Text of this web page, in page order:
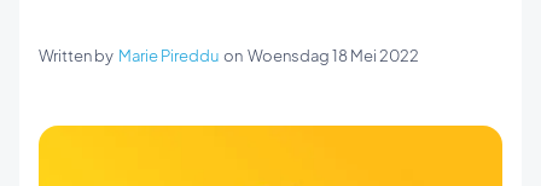
Written by Marie Pireddu on Woensdag 18 Mei 2022